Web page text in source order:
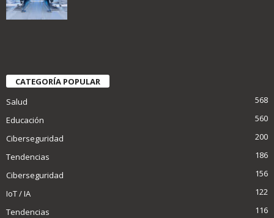
CATEGORÍA POPULAR
Salud
568
Educación
560
Ciberseguridad
200
Tendencias
186
Ciberseguridad
156
IoT / IA
122
Tendencias
116